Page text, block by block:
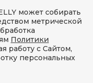
может собирать
метрической
Политики
работу с Сайтом,
персональных